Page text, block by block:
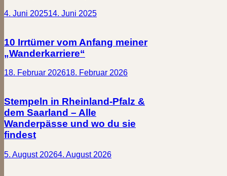
4. Juni 202514. Juni 2025
10 Irrtümer vom Anfang meiner
„Wanderkarriere“
18. Februar 202618. Februar 2026
Stempeln in Rheinland-Pfalz &
dem Saarland – Alle
Wanderpässe und wo du sie
findest
5. August 20264. August 2026